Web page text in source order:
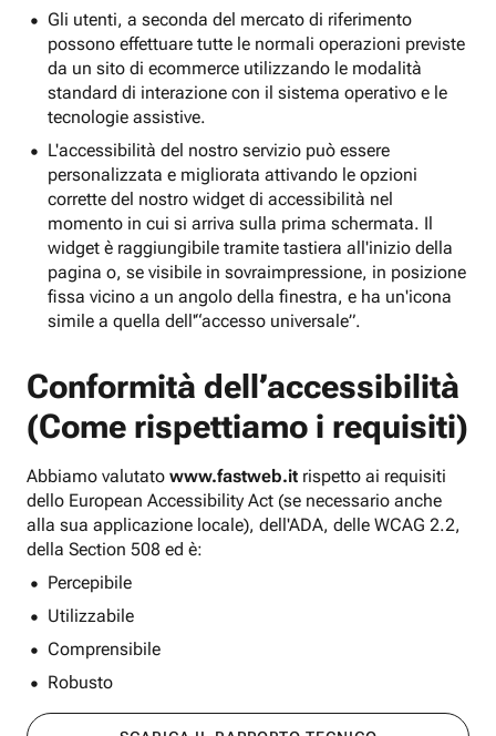
Gli utenti, a seconda del mercato di riferimento
possono effettuare tutte le normali operazioni previste
da un sito di ecommerce utilizzando le modalità
standard di interazione con il sistema operativo e le
tecnologie assistive.
L'accessibilità del nostro servizio può essere
personalizzata e migliorata attivando le opzioni
corrette del nostro widget di accessibilità nel
momento in cui si arriva sulla prima schermata. Il
widget è raggiungibile tramite tastiera all'inizio della
pagina o, se visibile in sovraimpressione, in posizione
fissa vicino a un angolo della finestra, e ha un'icona
simile a quella dell'“accesso universale”.
Conformità dell’accessibilità
(Come rispettiamo i requisiti)
Abbiamo valutato www.fastweb.it rispetto ai requisiti
dello European Accessibility Act (se necessario anche
alla sua applicazione locale), dell'ADA, delle WCAG 2.2,
della Section 508 ed è:
Percepibile
Utilizzabile
Comprensibile
Robusto